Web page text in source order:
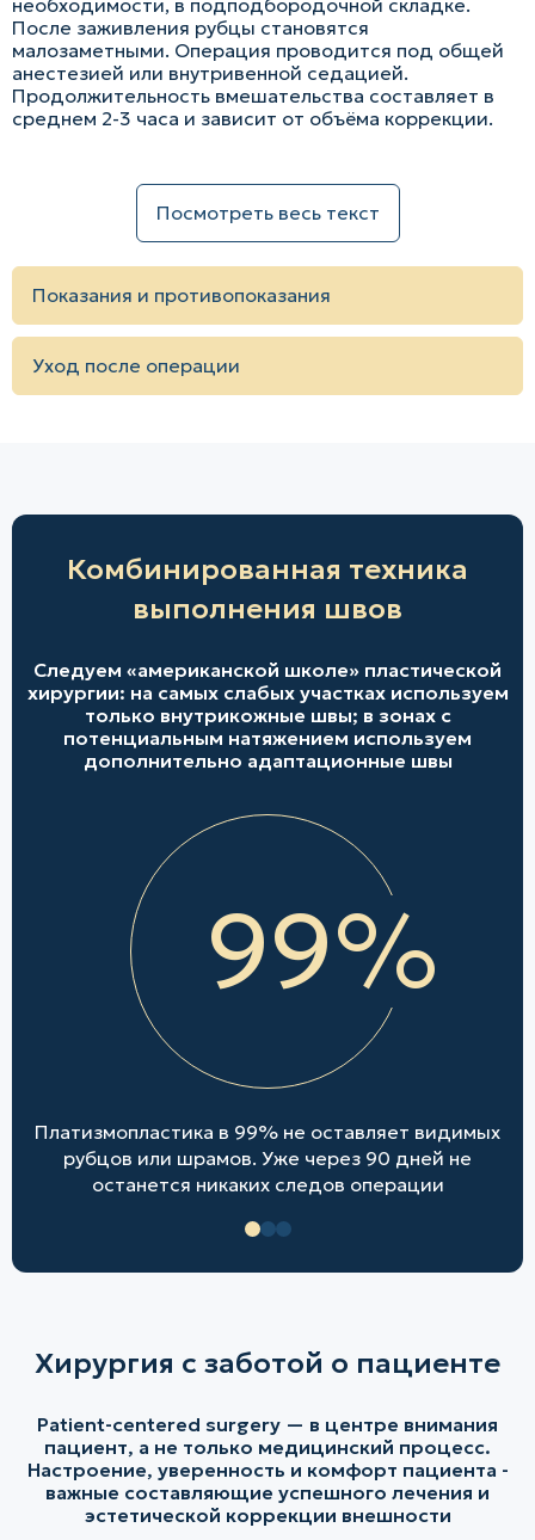
После заживления рубцы становятся
малозаметными. Операция проводится под общей
анестезией или внутривенной седацией.
Продолжительность вмешательства составляет в
среднем 2-3 часа и зависит от объёма коррекции.
Посмотреть весь текст
Показания и противопоказания
Уход после операции
Комбинированная техника
выполнения швов
Следуем «американской школе» пластической
хирургии: на самых слабых участках используем
только внутрикожные швы; в зонах с
потенциальным натяжением используем
дополнительно адаптационные швы
99%
Платизмопластика в 99% не оставляет видимых
рубцов или шрамов. Уже через 90 дней не
останется никаких следов операции
Хирургия с заботой о пациенте
Patient-centered surgery — в центре внимания
пациент, а не только медицинский процесс.
Настроение, уверенность и комфорт пациента -
важные составляющие успешного лечения и
эстетической коррекции внешности